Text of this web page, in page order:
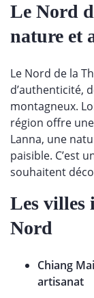
Le Nord
nature et
Le Nord de la
d’authenticité,
montagneux.
région offre
Lanna, une
paisible. C’est
souhaitent
Les villes
Nord
Chiang
artisanat